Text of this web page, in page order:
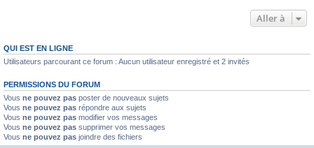
Aller à
QUI EST EN LIGNE
Utilisateurs parcourant ce forum : Aucun utilisateur enregistré et 2 invités
PERMISSIONS DU FORUM
Vous ne pouvez pas poster de nouveaux sujets
Vous ne pouvez pas répondre aux sujets
Vous ne pouvez pas modifier vos messages
Vous ne pouvez pas supprimer vos messages
Vous ne pouvez pas joindre des fichiers